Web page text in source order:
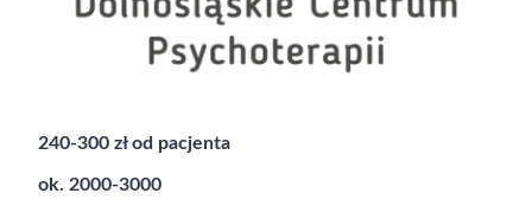
240-300 zł od pacjenta
ok. 2000-3000